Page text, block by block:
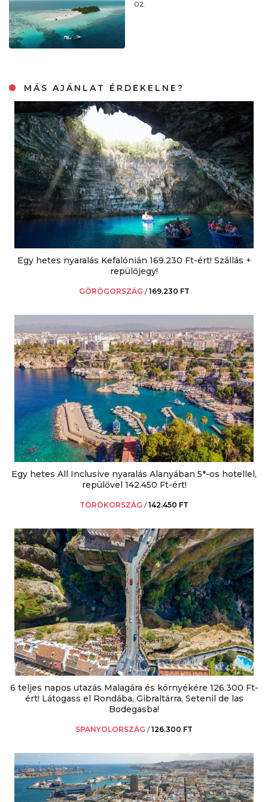
02.
MÁS AJÁNLAT ÉRDEKELNE?
Egy hetes nyaralás Kefalónián 169.230 Ft-ért! Szállás +
repülőjegy!
GÖRÖGORSZÁG /169.230 FT
Egy hetes All Inclusive nyaralás Alanyában 5*-os hotellel,
repülővel 142.450 Ft-ért!
TÖRÖKORSZÁG /142.450 FT
6 teljes napos utazás Malagára és környékére 126.300 Ft-
ért! Látogass el Rondába, Gibraltárra, Setenil de las
Bodegasba!
SPANYOLORSZÁG /126.300 FT